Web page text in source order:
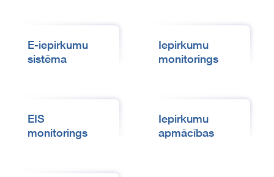
E-iepirkumu
sistēma
Iepirkumu
monitorings
EIS
monitorings
Iepirkumu
apmācības